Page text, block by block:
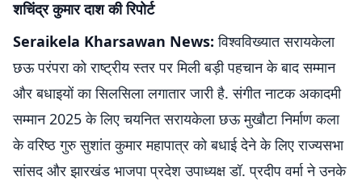
शचिंद्र कुमार दाश की रिपोर्ट
Seraikela Kharsawan News: विश्वविख्यात सरायकेला
छऊ परंपरा को राष्ट्रीय स्तर पर मिली बड़ी पहचान के बाद सम्मान
और बधाइयों का सिलसिला लगातार जारी है. संगीत नाटक अकादमी
सम्मान 2025 के लिए चयनित सरायकेला छऊ मुखौटा निर्माण कला
के वरिष्ठ गुरु सुशांत कुमार महापात्र को बधाई देने के लिए राज्यसभा
सांसद और झारखंड भाजपा प्रदेश उपाध्यक्ष डॉ. प्रदीप वर्मा ने उनके